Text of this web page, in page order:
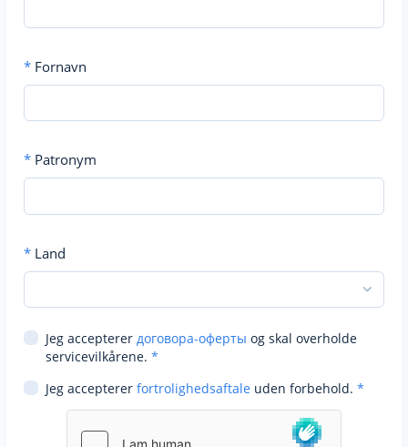
* Fornavn
* Patronym
* Land
Jeg accepterer договора-оферты og skal overholde
servicevilkårene. *
Jeg accepterer fortrolighedsaftale uden forbehold. *